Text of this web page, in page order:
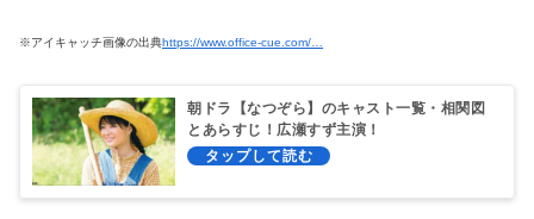
※アイキャッチ画像の出典https://www.office-cue.com/…
朝ドラ【なつぞら】のキャスト一覧・相関図
とあらすじ！広瀬すず主演！